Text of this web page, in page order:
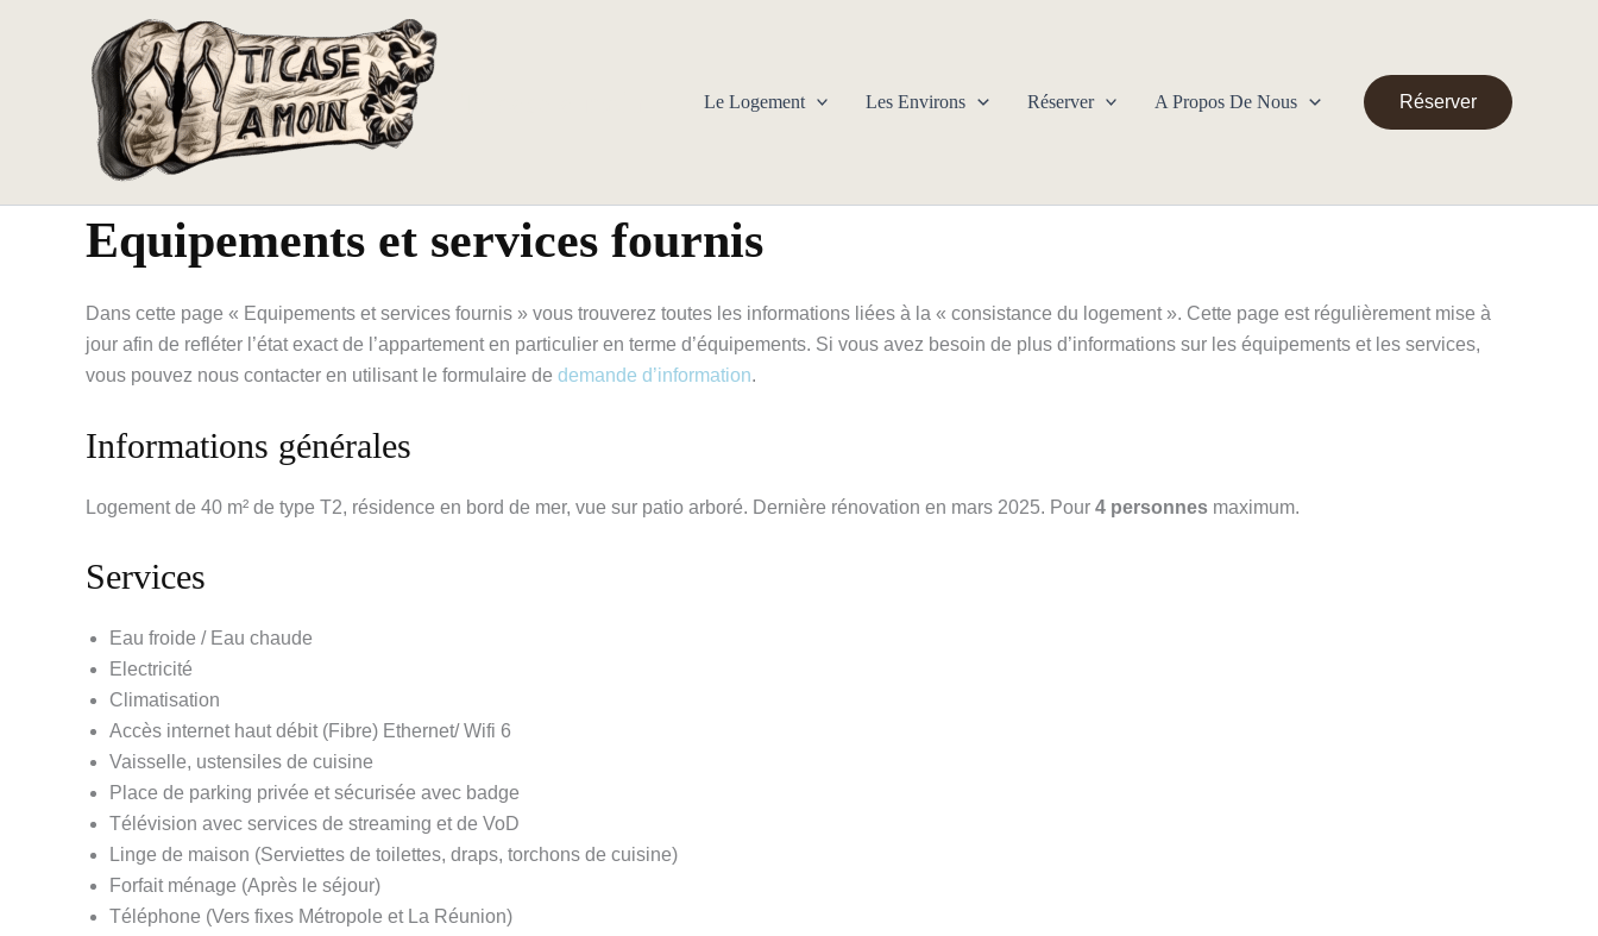
Le Logement Les Environs Réserver A Propos De Nous Réserver
Equipements et services fournis
Dans cette page « Equipements et services fournis » vous trouverez toutes les informations liées à la « consistance du logement ». Cette page est régulièrement mise à
jour afin de refléter l’état exact de l’appartement en particulier en terme d’équipements. Si vous avez besoin de plus d’informations sur les équipements et les services,
vous pouvez nous contacter en utilisant le formulaire de demande d’information.
Informations générales
Logement de 40 m² de type T2, résidence en bord de mer, vue sur patio arboré. Dernière rénovation en mars 2025. Pour 4 personnes maximum.
Services
Eau froide / Eau chaude
Electricité
Climatisation
Accès internet haut débit (Fibre) Ethernet/ Wifi 6
Vaisselle, ustensiles de cuisine
Place de parking privée et sécurisée avec badge
Télévision avec services de streaming et de VoD
Linge de maison (Serviettes de toilettes, draps, torchons de cuisine)
Forfait ménage (Après le séjour)
Téléphone (Vers fixes Métropole et La Réunion)